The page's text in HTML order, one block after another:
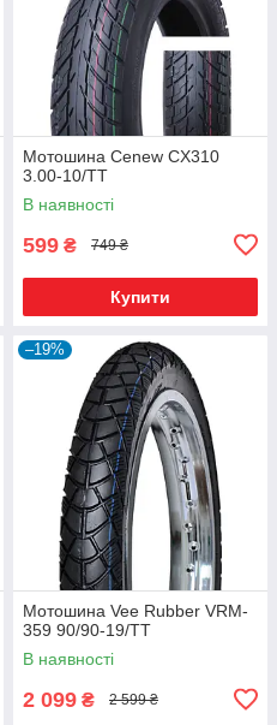
Мотошина Cenew CX310
3.00-10/TT
В наявності
599 ₴ 749 ₴
Купити
–19%
Мотошина Vee Rubber VRM-
359 90/90-19/TT
В наявності
2 099 ₴ 2 599 ₴